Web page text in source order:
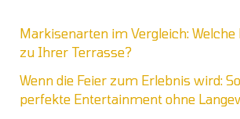
Markisenarten im Vergleich:
zu Ihrer Terrasse?
Wenn die Feier zum Erlebnis wird:
perfekte Entertainment ohne